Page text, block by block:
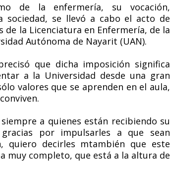
de la enfermería, su vocación,
sociedad, se llevó a cabo el acto de
la Licenciatura en Enfermería, de la
Autónoma de Nayarit (UAN).
que dicha imposición significa
a la Universidad desde una gran
valores que se aprenden en el aula,
a quienes están recibiendo su
por impulsarles a que sean
quiero decirles mtambién que este
muy completo, que está a la altura de